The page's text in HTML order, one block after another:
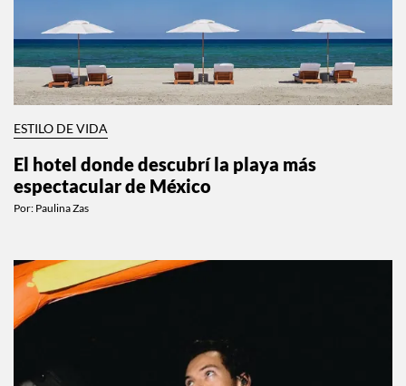
ESTILO DE VIDA
El hotel donde descubrí la playa más
espectacular de México
Por: Paulina Zas